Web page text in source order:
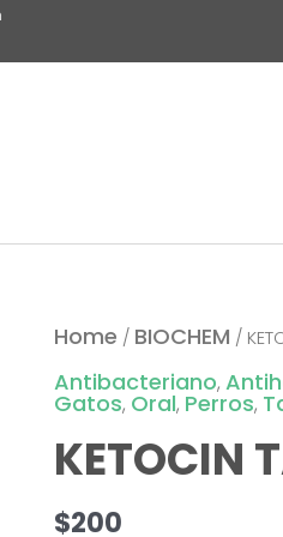
Home / BIOCHEM /
Antibacteriano,
Gatos, Oral, Perros,
KETOCIN
$200